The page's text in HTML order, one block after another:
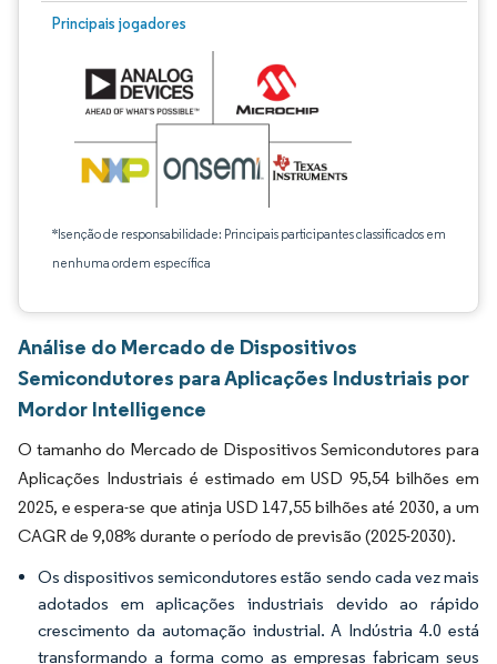
Principais jogadores
*Isenção de responsabilidade: Principais participantes classificados em
nenhuma ordem específica
Análise do Mercado de Dispositivos
Semicondutores para Aplicações Industriais por
Mordor Intelligence
O tamanho do Mercado de Dispositivos Semicondutores para
Aplicações Industriais é estimado em USD 95,54 bilhões em
2025, e espera-se que atinja USD 147,55 bilhões até 2030, a um
CAGR de 9,08% durante o período de previsão (2025-2030).
Os dispositivos semicondutores estão sendo cada vez mais
adotados em aplicações industriais devido ao rápido
crescimento da automação industrial. A Indústria 4.0 está
transformando a forma como as empresas fabricam seus